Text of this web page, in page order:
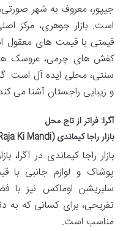
جیپور، معروف به شهر
است. بازار جوهری، مرکز
قیمتی با قیمت های معقول
کفش های چرمی، عروسک
سنتی، محلی ایده آل است.
و زیبایی راجستان آشنا می
آگرا: فراتر از تاج محل
بازار راجا کیماندی (Raja Ki Mandi) و مرکز خرید سلبریشن اوماکس
بازار راجا کیماندی در
پوشاک و لوازم جانبی
سلبریشن اوماکس نیز با
تفریحی، برای کسانی که به
مناسب است.